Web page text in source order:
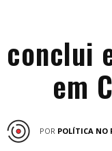
em
POR POLÍTICA NO